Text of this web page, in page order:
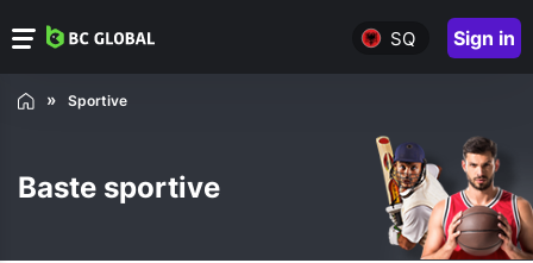
SQ Sign in
Sportive
Baste sportive